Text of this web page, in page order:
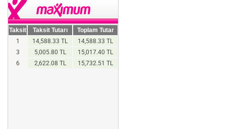
Taksit Taksit Tutarı
Toplam Tutar
1
14,588.33 TL
14,588.33 TL
3
5,005.80 TL
15,017.40 TL
6
2,622.08 TL 15,732.51 TL